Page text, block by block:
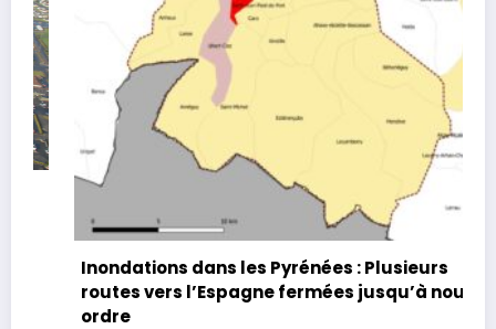
Inondations dans les Pyrénées : Plusieurs
routes vers l’Espagne fermées jusqu’à nouvel
ordre